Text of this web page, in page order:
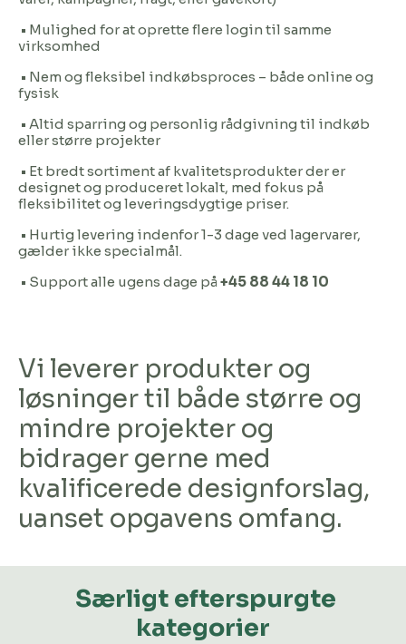
• Mulighed for at oprette flere login til samme
virksomhed
• Nem og fleksibel indkøbsproces – både online og
fysisk
• Altid sparring og personlig rådgivning til indkøb
eller større projekter
• Et bredt sortiment af kvalitetsprodukter der er
designet og produceret lokalt, med fokus på
fleksibilitet og leveringsdygtige priser.
• Hurtig levering indenfor 1-3 dage ved lagervarer,
gælder ikke specialmål.
• Support alle ugens dage på +45 88 44 18 10
Vi leverer produkter og
løsninger til både større og
mindre projekter og
bidrager gerne med
kvalificerede designforslag,
uanset opgavens omfang.
Særligt efterspurgte
kategorier